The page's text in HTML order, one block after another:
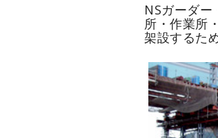
NSガーダ
所・作業所
架設するた